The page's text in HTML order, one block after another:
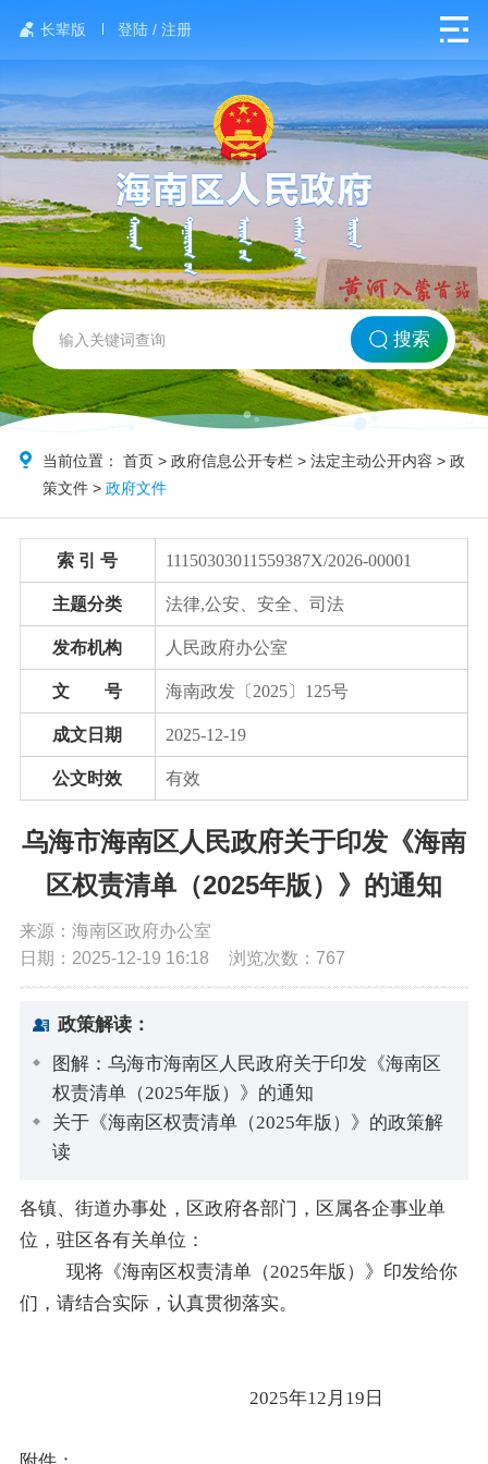
长辈版 登陆 / 注册
网站首页
北方海南
政务要闻
政务公开
政务服务
互动交流
数据发布
搜索
当前位置：首页 >政府信息公开专栏 >法定主动公开内容 >政
策文件 >政府文件
索 引 号 11150303011559387X/2026-00001
主题分类 法律,公安、安全、司法
发布机构 人民政府办公室
文 号 海南政发〔2025〕125号
成文日期 2025-12-19
公文时效 有效
乌海市海南区人民政府关于印发《海南
区权责清单（2025年版）》的通知
来源：海南区政府办公室
日期：2025-12-19 16:18
浏览次数： 767
政策解读：
图解：乌海市海南区人民政府关于印发《海南区
权责清单（2025年版）》的通知
关于《海南区权责清单（2025年版）》的政策解
读
各镇、街道办事处，区政府各部门，区属各企事业单
位，驻区各有关单位：
现将《海南区权责清单（2025年版）》印发给你
们，请结合实际，认真贯彻落实。
2025年12 月 19 日